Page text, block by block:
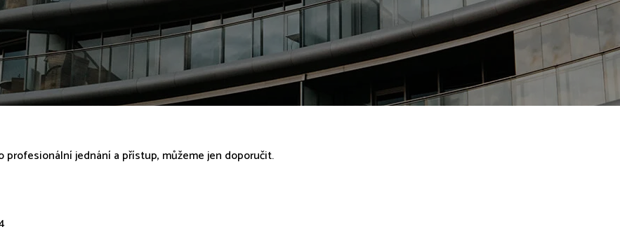
profesionální jednání a přístup, můžeme jen doporučit.